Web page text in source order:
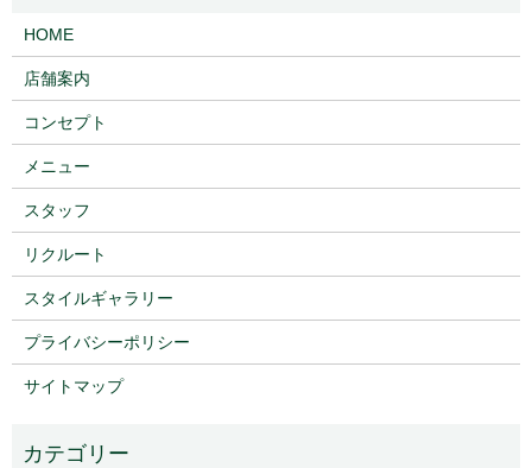
HOME
店舗案内
コンセプト
メニュー
スタッフ
リクルート
スタイルギャラリー
プライバシーポリシー
サイトマップ